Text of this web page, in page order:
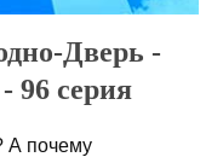
Дверь -
96 серия
А почему